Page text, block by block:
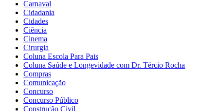
Carnaval
Cidadania
Cidades
Ciência
Cinema
Cirurgia
Coluna Escola Para Pais
Coluna Saúde e Longevidade com Dr. Tércio Rocha
Compras
Comunicação
Concurso
Concurso Público
Construção Civil